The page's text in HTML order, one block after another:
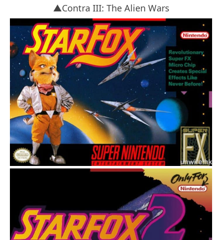
▲Contra III: The Alien Wars